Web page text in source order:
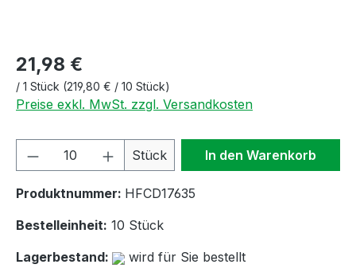
21,98 €
/ 1 Stück (219,80 € / 10 Stück)
Preise exkl. MwSt. zzgl. Versandkosten
Produkt Anzahl: Gib den
Stück In den Warenkorb
Produktnummer: HFCD17635
Bestelleinheit: 10 Stück
Lagerbestand:
wird für Sie bestellt